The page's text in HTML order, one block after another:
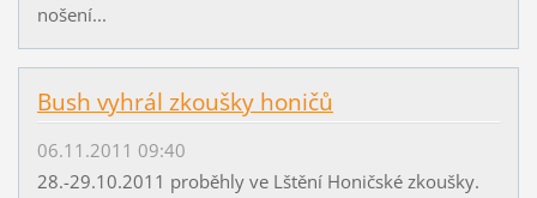
nošení...
Bush vyhrál zkoušky honičů
06.11.2011 09:40
28.-29.10.2011 proběhly ve Lštění Honičské zkoušky.